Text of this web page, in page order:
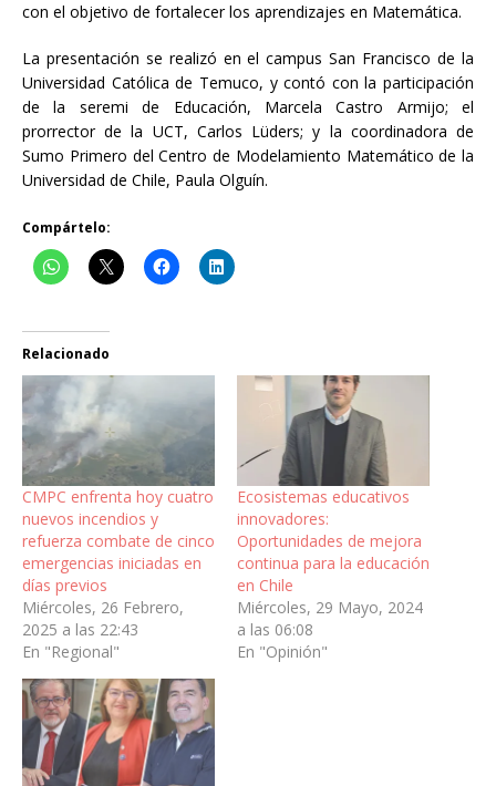
con el objetivo de fortalecer los aprendizajes en Matemática.
La presentación se realizó en el campus San Francisco de la
Universidad Católica de Temuco, y contó con la participación
de la seremi de Educación, Marcela Castro Armijo; el
prorrector de la UCT, Carlos Lüders; y la coordinadora de
Sumo Primero del Centro de Modelamiento Matemático de la
Universidad de Chile, Paula Olguín.
Compártelo:
Relacionado
CMPC enfrenta hoy cuatro
nuevos incendios y
refuerza combate de cinco
emergencias iniciadas en
días previos
Miércoles, 26 Febrero,
2025 a las 22:43
En "Regional"
Ecosistemas educativos
innovadores:
Oportunidades de mejora
continua para la educación
en Chile
Miércoles, 29 Mayo, 2024
a las 06:08
En "Opinión"